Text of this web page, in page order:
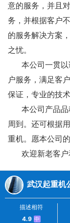
意的服务，并且
务，并根据客户
的服务解决方案
之忧。
本公司一贯
户服务，满足客
保证，专业的技
本公司产品
周到。还可根据
重机。愿本公司
欢迎新老客
武汉起重机
描述相符
4.9 中